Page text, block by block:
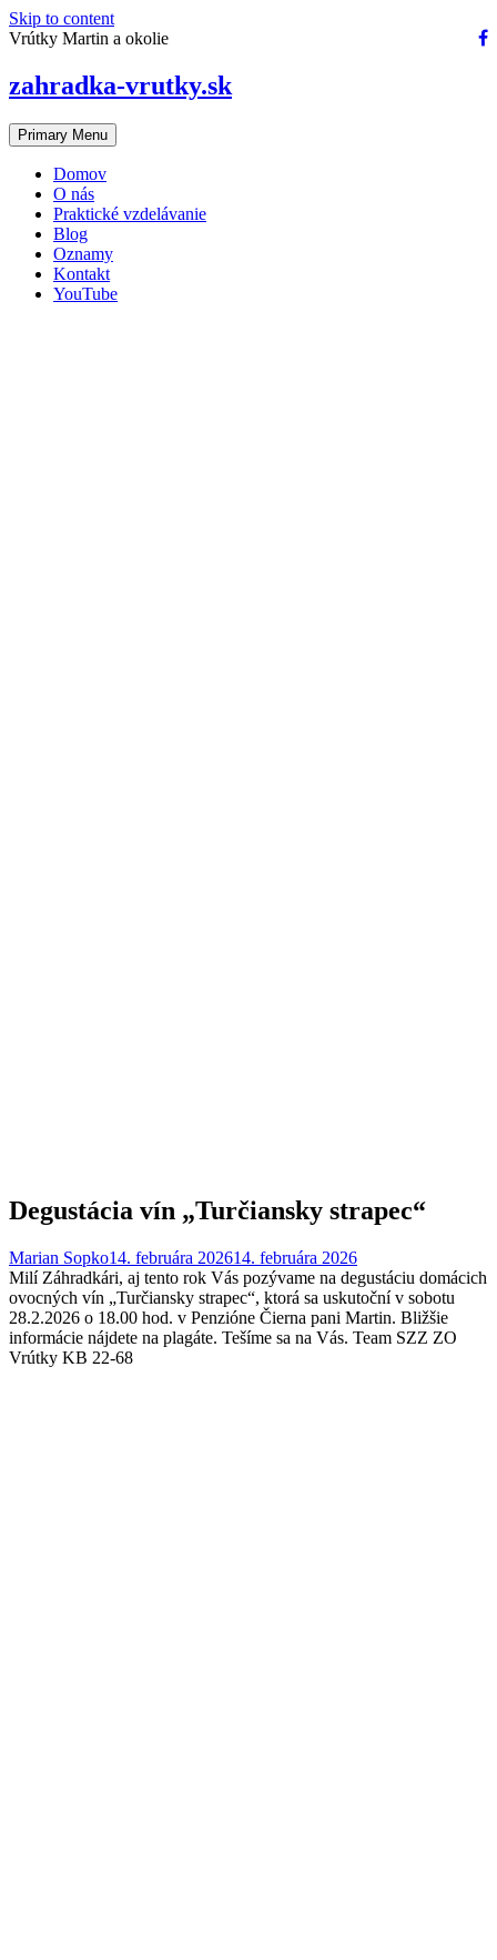
Skip to content
Vrútky Martin a okolie
zahradka-vrutky.sk
Primary Menu
Domov
O nás
Praktické vzdelávanie
Blog
Oznamy
Kontakt
YouTube
Degustácia vín „Turčiansky strapec“
Marian Sopko14. februára 202614. februára 2026
Milí Záhradkári, aj tento rok Vás pozývame na degustáciu domácich
ovocných vín „Turčiansky strapec“, ktorá sa uskutoční v sobotu
28.2.2026 o 18.00 hod. v Penzióne Čierna pani Martin. Bližšie
informácie nájdete na plagáte. Tešíme sa na Vás. Team SZZ ZO
Vrútky KB 22-68